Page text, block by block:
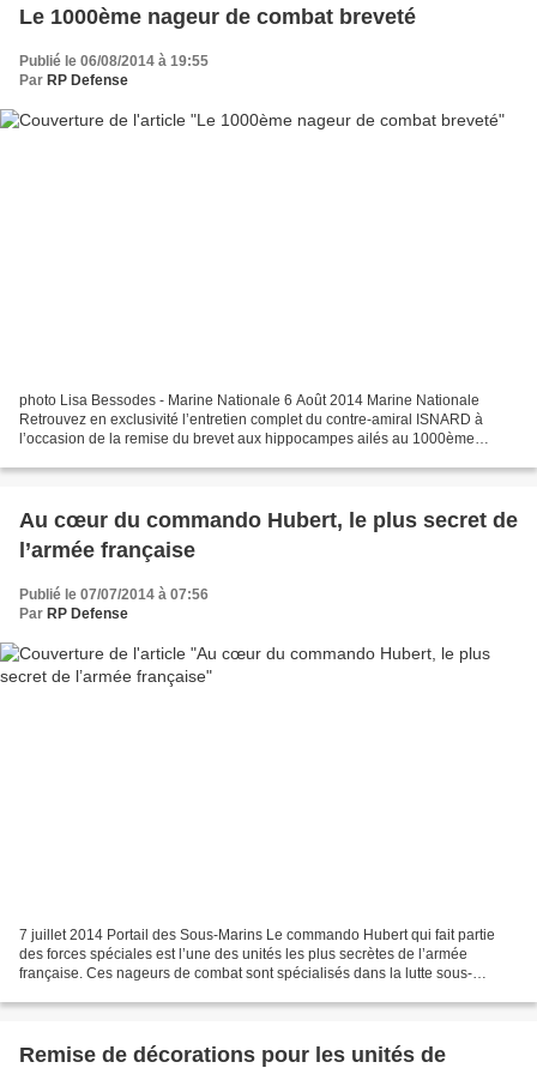
Le 1000ème nageur de combat breveté
Publié le 06/08/2014 à 19:55
Par RP Defense
photo Lisa Bessodes - Marine Nationale 6 Août 2014 Marine Nationale
Retrouvez en exclusivité l’entretien complet du contre-amiral ISNARD à
l’occasion de la remise du brevet aux hippocampes ailés au 1000ème
Au cœur du commando Hubert, le plus secret de
l’armée française
Publié le 07/07/2014 à 07:56
Par RP Defense
7 juillet 2014 Portail des Sous-Marins Le commando Hubert qui fait partie
des forces spéciales est l’une des unités les plus secrètes de l’armée
française. Ces nageurs de combat sont spécialisés dans la lutte sous-
Remise de décorations pour les unités de